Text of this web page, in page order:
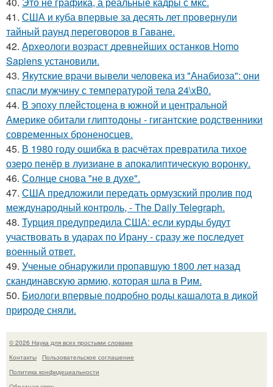
41. США и куба впервые за десять лет провернули
тайный раунд переговоров в Гаване.
42. Археологи возраст древнейших останков Homo
Sapiens установили.
43. Якутские врачи вывели человека из "Анабиоза": они
спасли мужчину с температурой тела 24\xB0.
44. В эпоху плейстоцена в южной и центральной
Америке обитали глиптодоны - гигантские родственники
современных броненосцев.
45. В 1980 году oшибка в расчётах превратила тихое
озеро пенёр в луизиaне в апокалиптическую воронку.
46. Солнце снова "не в духе".
47. США предложили передать ормузский пролив под
международный контроль, - The Daily Telegraph.
48. Турция предупредила США: если курды будут
участвовать в ударах по Ирану - сразу же последует
военный ответ.
49. Ученые обнаружили пропавшую 1800 лет назад
скандинавскую армию, которая шла в Рим.
50. Биологи впервые подробно роды кашалота в дикой
природе сняли.
© 2026 Наука для всех простыми словами
Контакты
Пользовательское соглашение
Политика конфидециальности